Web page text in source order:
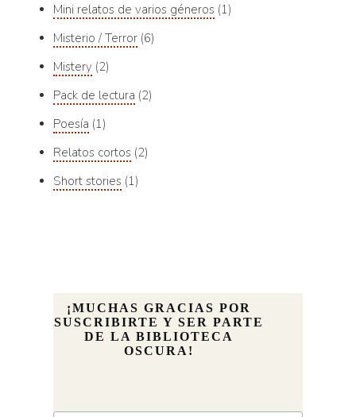
Mini relatos de varios géneros 1
Misterio / Terror 6
Mistery 2
Pack de lectura 2
Poesía 1
Relatos cortos 2
Short stories 1
¡MUCHAS GRACIAS POR
SUSCRIBIRTE Y SER PARTE
DE LA BIBLIOTECA
OSCURA!